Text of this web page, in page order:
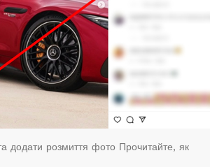
додати розмиття фото Прочитайте, як